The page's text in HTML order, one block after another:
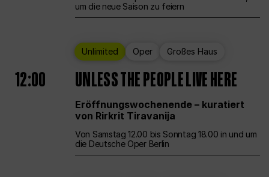
um die neue Saison zu feiern
Unlimited Oper Großes Haus
12:00 UNLESS THE PEOPLE LIVE HERE
Eröffnungswochenende – kuratiert
von Rirkrit Tiravanija
Von Samstag 12.00 bis Sonntag 18.00 in und um
die Deutsche Oper Berlin